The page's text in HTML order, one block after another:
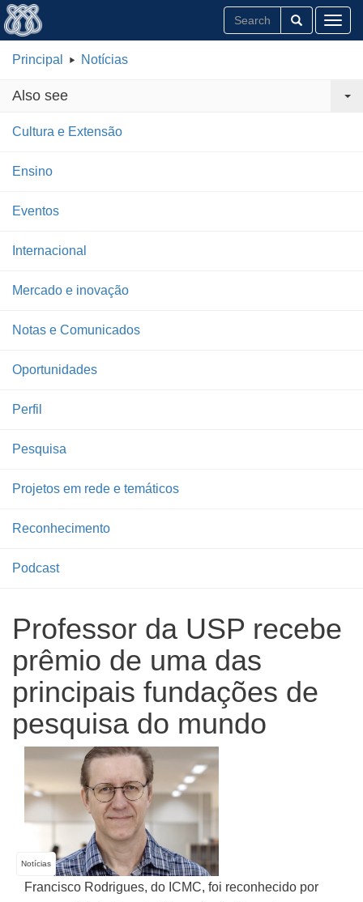
Principal Notícias
Also see
Cultura e Extensão
Ensino
Eventos
Internacional
Mercado e inovação
Notas e Comunicados
Oportunidades
Perfil
Pesquisa
Projetos em rede e temáticos
Reconhecimento
Podcast
Professor da USP recebe
prêmio de uma das
principais fundações de
pesquisa do mundo
Notícias
Francisco Rodrigues, do ICMC, foi reconhecido por